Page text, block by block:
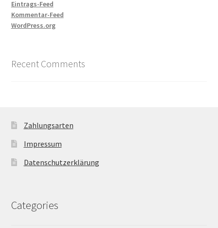
Eintrags-Feed
Kommentar-Feed
WordPress.org
Recent Comments
Zahlungsarten
Impressum
Datenschutzerklärung
Categories